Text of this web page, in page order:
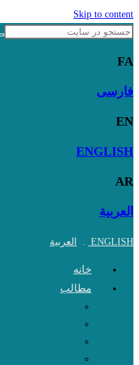
Skip to content
FA
فارسی
EN
ENGLISH
AR
العربية
ENGLISH
. العربية
خانه
مطالب